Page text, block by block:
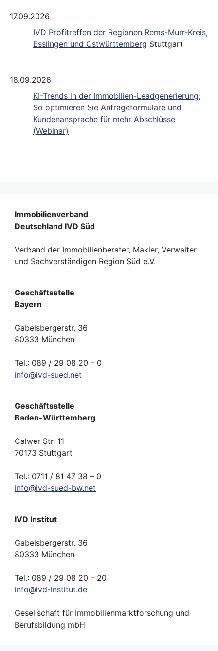
17.09.2026
IVD Profitreffen der Regionen Rems-Murr-Kreis,
Esslingen und Ostwürttemberg Stuttgart
18.09.2026
KI-Trends in der Immobilien-Leadgenerierung:
So optimieren Sie Anfrageformulare und
Kundenansprache für mehr Abschlüsse
(Webinar)
Immobilienverband
Deutschland IVD Süd
Verband der Immobilienberater, Makler, Verwalter
und Sachverständigen Region Süd e.V.
Geschäftsstelle
Bayern
Gabelsbergerstr. 36
80333 München
Tel.: 089 / 29 08 20 – 0
info@ivd-sued.net
Geschäftsstelle
Baden-Württemberg
Calwer Str. 11
70173 Stuttgart
Tel.: 0711 / 81 47 38 – 0
info@ivd-sued-bw.net
IVD Institut
Gabelsbergerstr. 36
80333 München
Tel.: 089 / 29 08 20 – 20
info@ivd-institut.de
Gesellschaft für Immobilienmarktforschung und
Berufsbildung mbH